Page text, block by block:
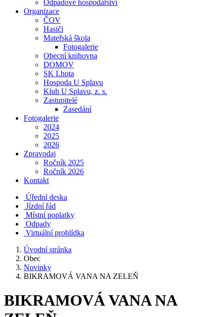
Odpadové hospodářství
Organizace
ČOV
Hasiči
Mateřská škola
Fotogalerie
Obecní knihovna
DOMOV
SK Lhota
Hospoda U Splavu
Klub U Splavu, z. s.
Zastupitelé
Zasedání
Fotogalerie
2024
2025
2026
Zpravodaj
Ročník 2025
Ročník 2026
Kontakt
Úřední deska
Jízdní řád
Místní poplatky
Odpady
Virtuální prohlídka
Úvodní stránka
Obec
Novinky
BIKRAMOVÁ VANA NA ZELEŇ
BIKRAMOVÁ VANA NA